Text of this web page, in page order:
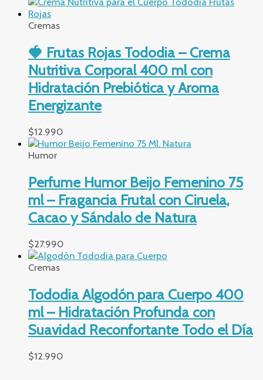
Cremas
🍓 Frutas Rojas Tododia – Crema
Nutritiva Corporal 400 ml con
Hidratación Prebiótica y Aroma
Energizante
$12.990
Humor
Perfume Humor Beijo Femenino 75
ml – Fragancia Frutal con Ciruela,
Cacao y Sándalo de Natura
$27.990
Cremas
Tododia Algodón para Cuerpo 400
ml – Hidratación Profunda con
Suavidad Reconfortante Todo el Día
$12.990